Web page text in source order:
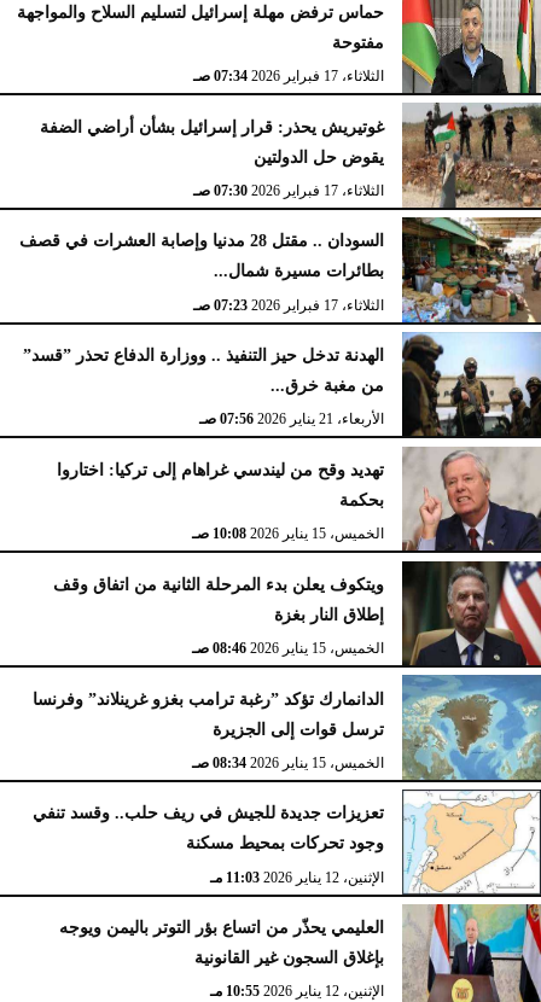
حماس ترفض مهلة إسرائيل لتسليم السلاح والمواجهة
مفتوحة
الثلاثاء، 17 فبراير 2026 07:34 صـ
غوتيريش يحذر: قرار إسرائيل بشأن أراضي الضفة
يقوض حل الدولتين
الثلاثاء، 17 فبراير 2026 07:30 صـ
السودان .. مقتل 28 مدنيا وإصابة العشرات في قصف
بطائرات مسيرة شمال...
الثلاثاء، 17 فبراير 2026 07:23 صـ
الهدنة تدخل حيز التنفيذ .. ووزارة الدفاع تحذر ”قسد”
من مغبة خرق...
الأربعاء، 21 يناير 2026 07:56 صـ
تهديد وقح من ليندسي غراهام إلى تركيا: اختاروا
بحكمة
الخميس، 15 يناير 2026 10:08 صـ
ويتكوف يعلن بدء المرحلة الثانية من اتفاق وقف
إطلاق النار بغزة
الخميس، 15 يناير 2026 08:46 صـ
الدانمارك تؤكد ”رغبة ترامب بغزو غرينلاند” وفرنسا
ترسل قوات إلى الجزيرة
الخميس، 15 يناير 2026 08:34 صـ
تعزيزات جديدة للجيش في ريف حلب.. وقسد تنفي
وجود تحركات بمحيط مسكنة
الإثنين، 12 يناير 2026 11:03 مـ
العليمي يحذّر من اتساع بؤر التوتر باليمن ويوجه
بإغلاق السجون غير القانونية
الإثنين، 12 يناير 2026 10:55 مـ